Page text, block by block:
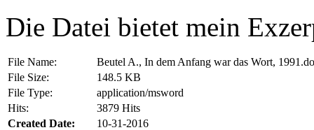
Die Datei bietet mein
File Name:
Beutel A., In dem Anfang war das Wort,
File Size:
148.5 KB
File Type:
application/msword
Hits:
3879 Hits
Created Date:
10-31-2016